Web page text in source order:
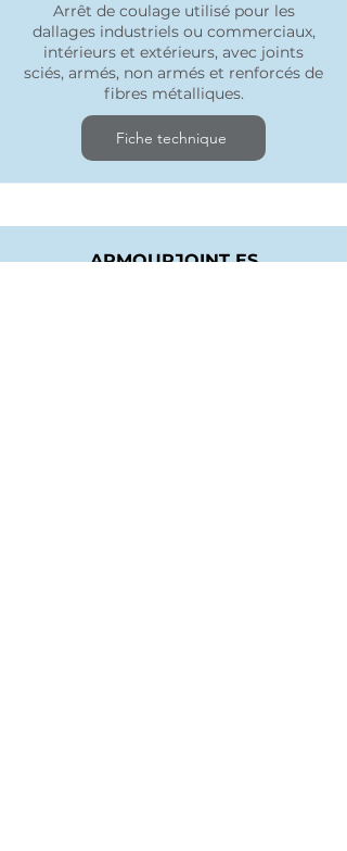
Arrêt de coulage utilisé pour les
dallages industriels ou commerciaux,
intérieurs et extérieurs, avec joints
sciés, armés, non armés et renforcés de
fibres métalliques.
Fiche technique
ARMOURJOINT ES